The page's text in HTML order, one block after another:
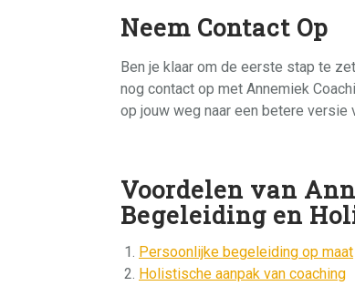
Neem Contact Op
Ben je klaar om de eerste stap te
nog contact op met Annemiek
op jouw weg naar een betere versie
Voordelen van
Begeleiding en
Persoonlijke begeleiding op maat
Holistische aanpak van coaching